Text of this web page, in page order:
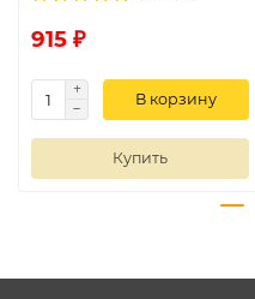
915 ₽
В корзину
Купить